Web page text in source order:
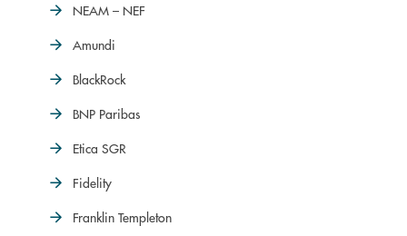
NEAM – NEF
Amundi
BlackRock
BNP Paribas
Etica SGR
Fidelity
Franklin Templeton